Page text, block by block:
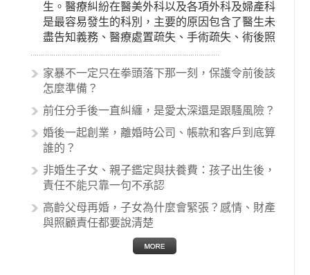
生。醫療糾紛在醫美外科以及各項外科及婦產科
是最容易發生的科別，主要的原因包含了醫生未
盡告知義務、醫療處置疏失、手術疏失、術後照
顧失當、醫療費用的收取。雖然醫學進步，但醫
生與病患之間引起的糾紛還是經常發生。很多案
例中最後都走向訴訟流程，我們如果不幸遇到相
的內容其實非常多，有些案例…
家暴不一定只在拳頭落下那一刻，保護令前後該
怎麼準備？
前任分手後一直糾纏，是愛太深還是跟騷風險？
婚後一起創業，離婚時公司、帳款和客戶到底算
誰的？
非婚生子女、親子鑑定與扶養費：孩子出生後，
責任不能只靠一句不承認
高齡父母再婚，子女為什麼會緊張？感情、財產
與照顧責任都要說清楚